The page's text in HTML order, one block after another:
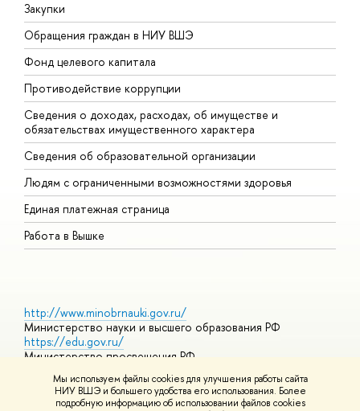
Мы используем файлы cookies для улучшения работы сайта
НИУ ВШЭ и большего удобства его использования. Более
подробную информацию об использовании файлов cookies
Закупки
Обращения граждан в НИУ ВШЭ
Фонд целевого капитала
Противодействие коррупции
Сведения о доходах, расходах, об имуществе и
обязательствах имущественного характера
Сведения об образовательной организации
Людям с ограниченными возможностями здоровья
Единая платежная страница
Работа в Вышке
http://www.minobrnauki.gov.ru/
Министерство науки и высшего образования РФ
https://edu.gov.ru/
Министерство просвещения РФ
https://elearning.hse.ru/mooc
Массовые открытые онлайн-курсы